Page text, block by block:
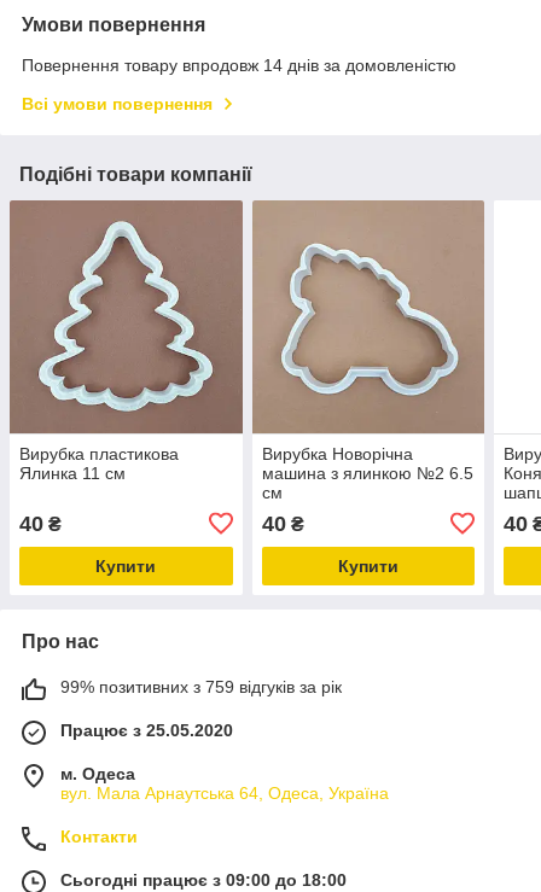
Умови повернення
Повернення товару впродовж 14 днів за домовленістю
Всі умови повернення
Подібні товари компанії
Вирубка пластикова
Ялинка 11 см
40 ₴
Купити
Вирубка Новорічна
машина з ялинкою №2 6.5
см
40₴
Купити
40
Про нас
99% позитивних з 759 відгуків за рік
Працює з 25.05.2020
м. Одеса
вул. Мала Арнаутська 64, Одеса, Україна
Контакти
Сьогодні працює з 09:00 до 18:00